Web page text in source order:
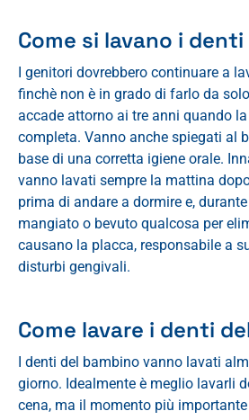
Come si lavano i
I genitori dovrebbero continuare a
finchè non è in grado di farlo da
accade attorno ai tre anni quando
completa. Vanno anche spiegati al
base di una corretta igiene orale.
vanno lavati sempre la mattina
prima di andare a dormire e,
mangiato o bevuto qualcosa per
causano la placca, responsabile a
disturbi gengivali.
Come lavare i denti
I denti del bambino vanno lavati
giorno. Idealmente è meglio lavarli
cena, ma il momento più